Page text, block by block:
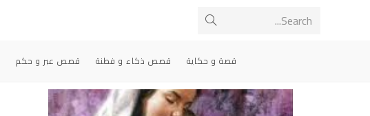
Search...
قصة و حكاية قصص ذكاء و فطنة قصص عبر و حكم